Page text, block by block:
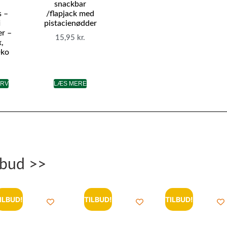
–
–
snackbar
/flapjack med
pistacienødder
15,95 kr.
LÆS MERE
>>
TILBUD! TILBUD!